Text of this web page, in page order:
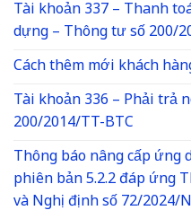
Tài khoản 337 – Thanh
dựng – Thông tư số 200/
Cách thêm mới khách
Tài khoản 336 – Phải trả
200/2014/TT-BTC
Thông báo nâng cấp ứng
phiên bản 5.2.2 đáp ứng
và Nghị định số 72/2024/